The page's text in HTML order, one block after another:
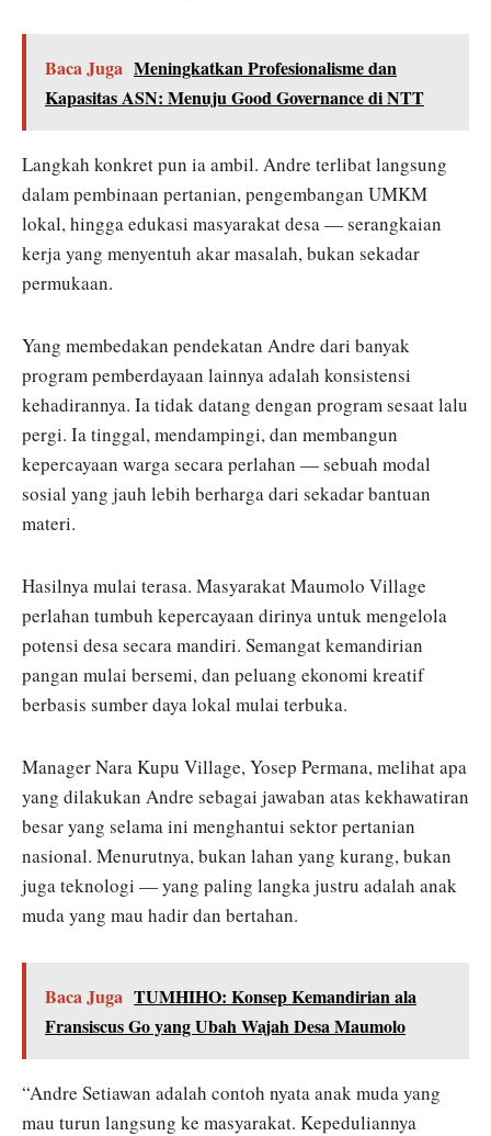
Baca Juga Meningkatkan Profesionalisme dan
Kapasitas ASN: Menuju Good Governance di NTT
Langkah konkret pun ia ambil. Andre terlibat langsung
dalam pembinaan pertanian, pengembangan UMKM
lokal, hingga edukasi masyarakat desa — serangkaian
kerja yang menyentuh akar masalah, bukan sekadar
permukaan.
Yang membedakan pendekatan Andre dari banyak
program pemberdayaan lainnya adalah konsistensi
kehadirannya. Ia tidak datang dengan program sesaat lalu
pergi. Ia tinggal, mendampingi, dan membangun
kepercayaan warga secara perlahan — sebuah modal
sosial yang jauh lebih berharga dari sekadar bantuan
materi.
Hasilnya mulai terasa. Masyarakat Maumolo Village
perlahan tumbuh kepercayaan dirinya untuk mengelola
potensi desa secara mandiri. Semangat kemandirian
pangan mulai bersemi, dan peluang ekonomi kreatif
berbasis sumber daya lokal mulai terbuka.
Manager Nara Kupu Village, Yosep Permana, melihat apa
yang dilakukan Andre sebagai jawaban atas kekhawatiran
besar yang selama ini menghantui sektor pertanian
nasional. Menurutnya, bukan lahan yang kurang, bukan
juga teknologi — yang paling langka justru adalah anak
muda yang mau hadir dan bertahan.
Baca Juga TUMHIHO: Konsep Kemandirian ala
Fransiscus Go yang Ubah Wajah Desa Maumolo
“Andre Setiawan adalah contoh nyata anak muda yang
mau turun langsung ke masyarakat. Kepeduliannya